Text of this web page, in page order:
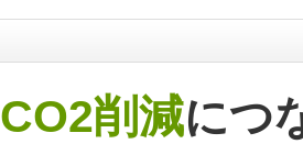
CO2削減につ